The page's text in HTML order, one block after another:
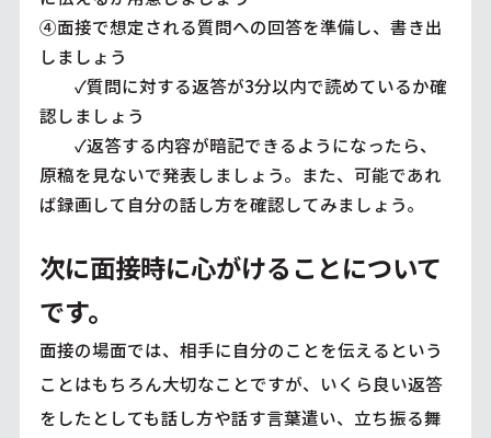
④面接で想定される質問への回答を準備し、書き出
しましょう
✓質問に対する返答が3分以内で読めているか確
認しましょう
✓返答する内容が暗記できるようになったら、
原稿を見ないで発表しましょう。また、可能であれ
ば録画して自分の話し方を確認してみましょう。
次に面接時に心がけることについて
です。
面接の場面では、相手に自分のことを伝えるという
ことはもちろん大切なことですが、いくら良い返答
をしたとしても話し方や話す言葉遣い、立ち振る舞